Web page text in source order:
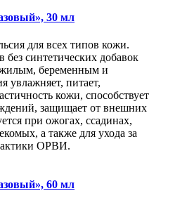
30 мл
для всех типов кожи.
без синтетических добавок
беременным и
увлажняет, питает,
кожи, способствует
защищает от внешних
при ожогах, ссадинах,
а также для ухода за
ОРВИ.
60 мл